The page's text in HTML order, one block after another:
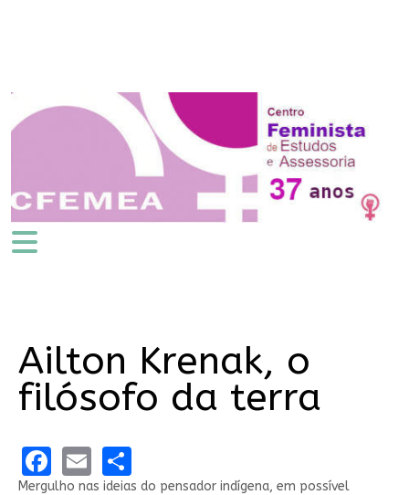
Ailton Krenak, o
filósofo da terra
Facebook
EmailShare
Mergulho nas ideias do pensador indígena, em possível